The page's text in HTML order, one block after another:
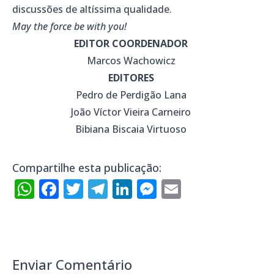
discussões de altíssima qualidade.
May the force be with you!
EDITOR COORDENADOR
Marcos Wachowicz
EDITORES
Pedro de Perdigão Lana
João Víctor Vieira Carneiro
Bibiana Biscaia Virtuoso
Compartilhe esta publicação:
WhatsApp
Facebook
Twitter
Telegram
LinkedIn
Messenger
Enviar Comentário